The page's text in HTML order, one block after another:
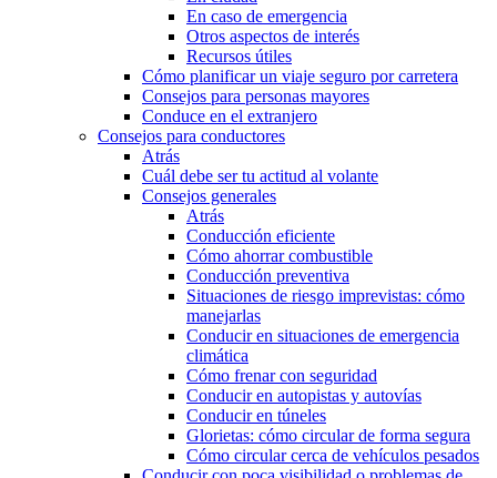
En caso de emergencia
Otros aspectos de interés
Recursos útiles
Cómo planificar un viaje seguro por carretera
Consejos para personas mayores
Conduce en el extranjero
Consejos para conductores
Atrás
Cuál debe ser tu actitud al volante
Consejos generales
Atrás
Conducción eficiente
Cómo ahorrar combustible
Conducción preventiva
Situaciones de riesgo imprevistas: cómo
manejarlas
Conducir en situaciones de emergencia
climática
Cómo frenar con seguridad
Conducir en autopistas y autovías
Conducir en túneles
Glorietas: cómo circular de forma segura
Cómo circular cerca de vehículos pesados